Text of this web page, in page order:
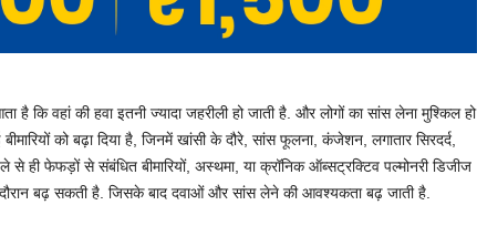
है कि वहां की हवा इतनी ज्यादा जहरीली हो जाती है. और लोगों का सांस लेना मुश्किल हो
को बढ़ा दिया है, जिनमें खांसी के दौरे, सांस फूलना, कंजेशन, लगातार सिरदर्द,
ही फेफड़ों से संबंधित बीमारियों, अस्थमा, या क्रॉनिक ऑब्सट्रक्टिव पल्मोनरी डिजीज
दौरान बढ़ सकती है. जिसके बाद दवाओं और सांस लेने की आवश्यकता बढ़ जाती है.